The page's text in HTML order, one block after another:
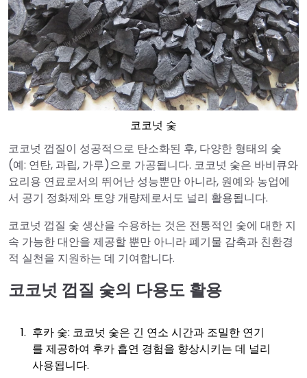
코코넛 숯
코코넛 껍질이 성공적으로 탄소화된 후, 다양한 형태의 숯
(예: 연탄, 과립, 가루)으로 가공됩니다. 코코넛 숯은 바비큐와
요리용 연료로서의 뛰어난 성능뿐만 아니라, 원예와 농업에
서 공기 정화제와 토양 개량제로서도 널리 활용됩니다.
코코넛 껍질 숯 생산을 수용하는 것은 전통적인 숯에 대한 지
속 가능한 대안을 제공할 뿐만 아니라 폐기물 감축과 친환경
적 실천을 지원하는 데 기여합니다.
코코넛 껍질 숯의 다용도 활용
후카 숯: 코코넛 숯은 긴 연소 시간과 조밀한 연기
를 제공하여 후카 흡연 경험을 향상시키는 데 널리
사용됩니다.